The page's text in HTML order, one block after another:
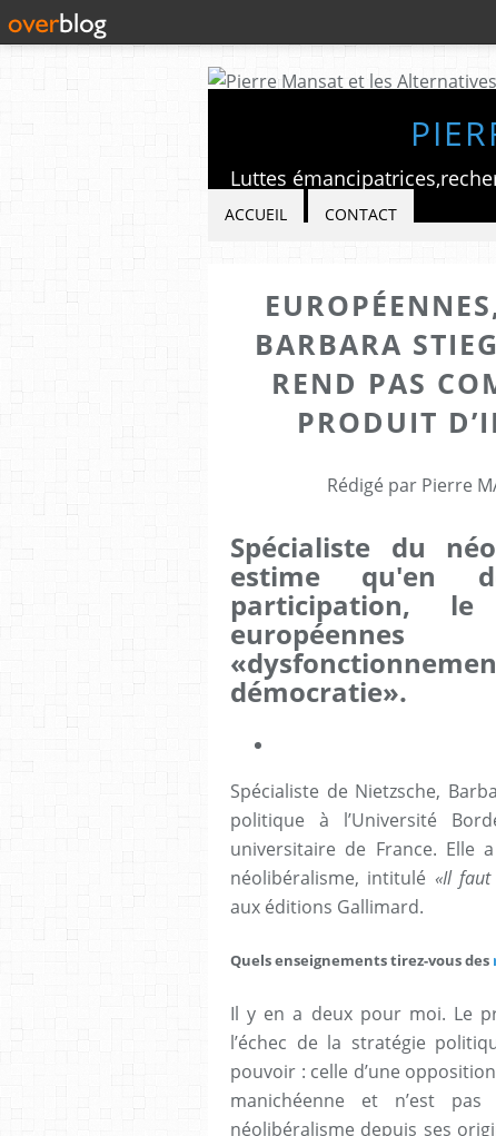
ACCUEIL CONTACT
BARBARA
REND PAS
PRODUIT
Rédigé par Pierre
Spécialiste du
estime qu'en
participation,
démocratie».
Spécialiste de Nietzsche,
politique à l’Université
universitaire de France. Elle
néolibéralisme, intitulé «Il
aux éditions Gallimard.
Quels enseignements tirez-vous des
Il y en a deux pour moi. Le
l’échec de la stratégie
pouvoir : celle d’une
manichéenne et n’est
néolibéralisme depuis ses